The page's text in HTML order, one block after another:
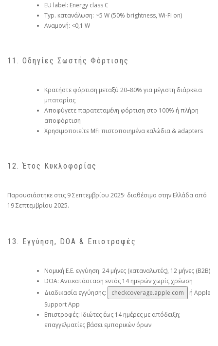
EU label: Energy class C
Typ. κατανάλωση: ~5 W (50% brightness, Wi-Fi on)
Αναμονή: <0,1 W
11. Οδηγίες Σωστής Φόρτισης
Κρατήστε φόρτιση μεταξύ 20–80% για μέγιστη διάρκεια
μπαταρίας
Αποφύγετε παρατεταμένη φόρτιση στο 100% ή πλήρη
αποφόρτιση
Χρησιμοποιείτε MFi πιστοποιημένα καλώδια & adapters
12. Έτος Κυκλοφορίας
Παρουσιάστηκε στις 9 Σεπτεμβρίου 2025· διαθέσιμο στην Ελλάδα από
19 Σεπτεμβρίου 2025.
13. Εγγύηση, DOA & Επιστροφές
Νομική Ε.Ε. εγγύηση: 24 μήνες (καταναλωτές), 12 μήνες (B2B)
DOA: Αντικατάσταση εντός 14 ημερών χωρίς χρέωση
Διαδικασία εγγύησης:
checkcoverage.apple.com
ή Apple
Support App
Επιστροφές: Ιδιώτες έως 14 ημέρες με απόδειξη;
επαγγελματίες βάσει εμπορικών όρων